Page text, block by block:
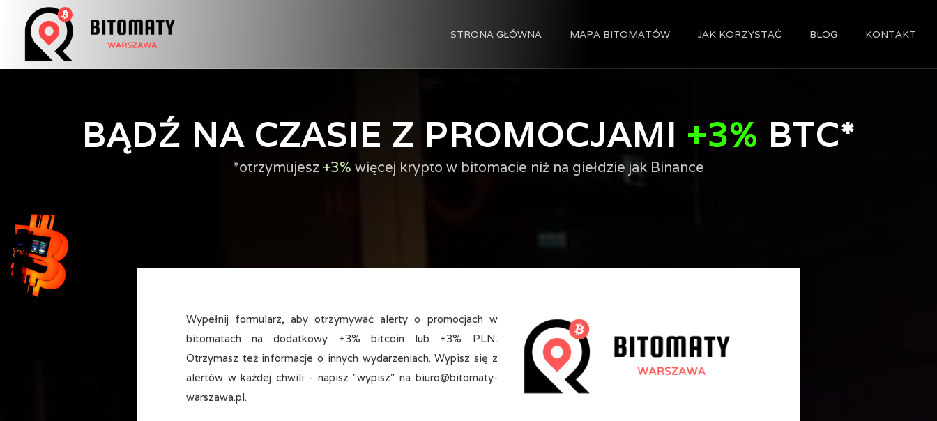
BĄDŹ NA CZASIE Z PROMOCJAMI +3% BTC*
*otrzymujesz +3% więcej krypto w bitomacie niż na giełdzie jak Binance
Wypełnij formularz, aby otrzymywać alerty o promocjach w
bitomatach na dodatkowy +3% bitcoin lub +3% PLN.
Otrzymasz też informacje o innych wydarzeniach. Wypisz się z
alertów w każdej chwili - napisz "wypisz" na biuro@bitomaty-
warszawa.pl.
STRONA GŁÓWNA MAPA BITOMATÓW JAK KORZYSTAĆ BLOG KONTAKT